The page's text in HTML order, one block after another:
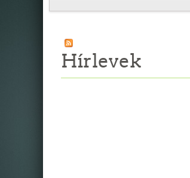
Hírlevek